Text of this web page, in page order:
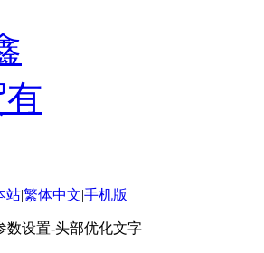
站|繁体中文|手机版
数设置-头部优化文字